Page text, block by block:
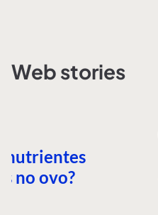
Web stories
nutrientes
no ovo?